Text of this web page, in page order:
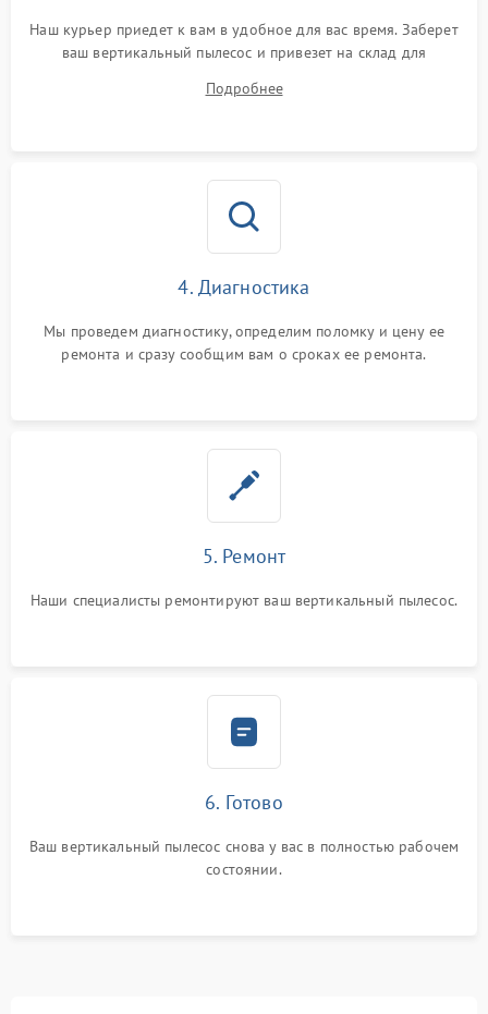
Наш курьер приедет к вам в удобное для вас время. Заберет
ваш вертикальный пылесос и привезет на склад для
Подробнее
4. Диагностика
Мы проведем диагностику, определим поломку и цену ее
ремонта и сразу сообщим вам о сроках ее ремонта.
5. Ремонт
Наши специалисты ремонтируют ваш вертикальный пылесос.
6. Готово
Ваш вертикальный пылесос снова у вас в полностью рабочем
состоянии.